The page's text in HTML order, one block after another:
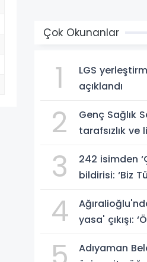
Çok Okunanlar
1
LGS
açıklandı
2
Genç Sağlık
tarafsızlık ve
3
242 isimden
bildirisi: ‘Biz
4
yasa' çıkışı:
Haber
Adıyaman